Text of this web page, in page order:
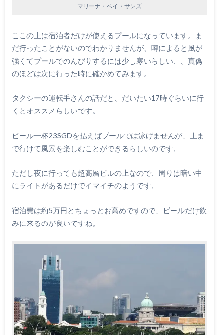
マリーナ・ベイ・サンズ
ここの上は宿泊者だけが使えるプールになっています。ま
だ行ったことがないのでわかりませんが、噂によると風が
強くてプールでのんびりするには少し寒いらしい、、真偽
のほどは次に行った時に確かめてみます。
タクシーの運転手さんの話だと、だいたい17時ぐらいに行
くとオススメらしいです。
ビール一杯23SGDを払えばプールでは泳げませんが、上ま
で行けて風景を楽しむことができるらしいのです。
ただし夜に行っても超高層ビルの上なので、周りは暗い中
にライトがあるだけでイマイチのようです。
宿泊費は約5万円とちょっとお高めですので、ビールだけ飲
みに来るのが良いですね。